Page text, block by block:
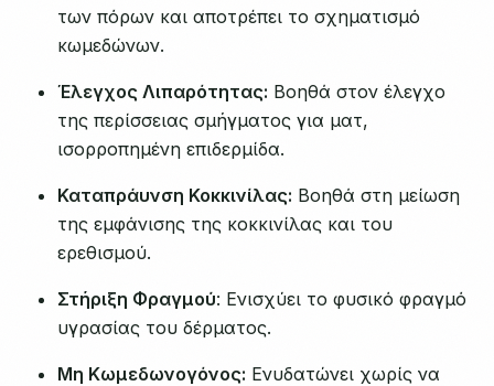
των πόρων και αποτρέπει το σχηματισμό
κωμεδώνων.
Έλεγχος Λιπαρότητας: Βοηθά στον έλεγχο
της περίσσειας σμήγματος για ματ,
ισορροπημένη επιδερμίδα.
Καταπράυνση Κοκκινίλας: Βοηθά στη μείωση
της εμφάνισης της κοκκινίλας και του
ερεθισμού.
Στήριξη Φραγμού: Ενισχύει το φυσικό φραγμό
υγρασίας του δέρματος.
Μη Κωμεδωνογόνος: Ενυδατώνει χωρίς να